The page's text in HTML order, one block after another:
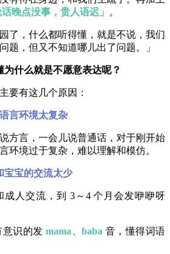
话晚点没事，贵人语迟」 。
了，什么都听得懂，就是不说，我们
题，但又不知道哪儿出了问题。」
为什么就是不愿意表达呢？
要有这几个原因：
语言环境太复杂
方言，一会儿说普通话，对于刚开始
环境过于复杂，难以理解和模仿。
宝宝的交流太少
成人交流，到 3～4 个月会发咿咿呀
意识的发 mama、baba 音，懂得词语